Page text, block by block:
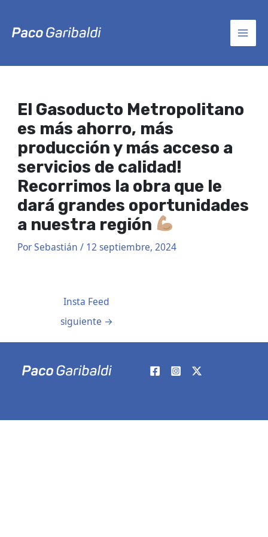
contenido
El Gasoducto Metropolitano
es más ahorro, más
producción y más acceso a
servicios de calidad!
Recorrimos la obra que le
dará grandes oportunidades
a nuestra región
PorSebastián / 12 septiembre, 2024
Insta Feed
siguiente →